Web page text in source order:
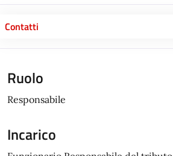
Contatti
Ruolo
Responsabile
Incarico